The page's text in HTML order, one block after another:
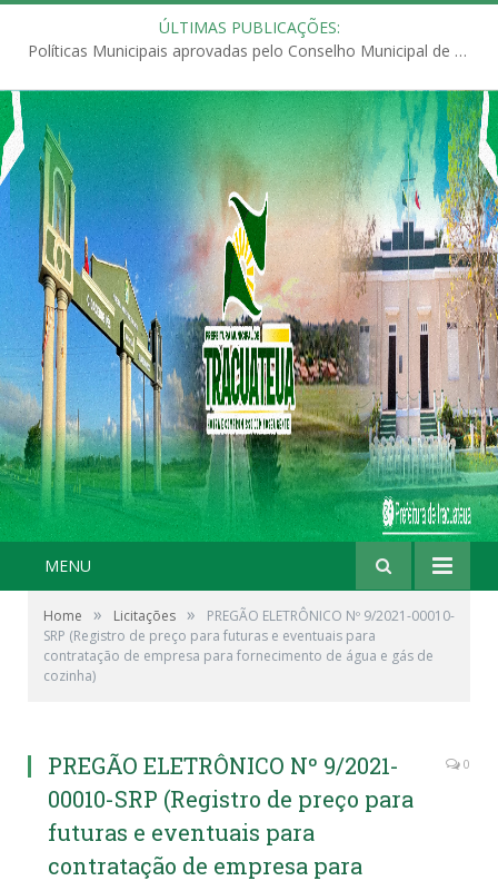
ÚLTIMAS PUBLICAÇÕES:
Políticas Municipais aprovadas pelo Conselho Municipal de Educação (CME)
MENU
Home » Licitações »
PREGÃO ELETRÔNICO Nº 9/2021-00010-
SRP (Registro de preço para futuras e eventuais para
contratação de empresa para fornecimento de água e gás de
cozinha)
PREGÃO ELETRÔNICO Nº 9/2021-
00010-SRP (Registro de preço para
futuras e eventuais para
contratação de empresa para
0